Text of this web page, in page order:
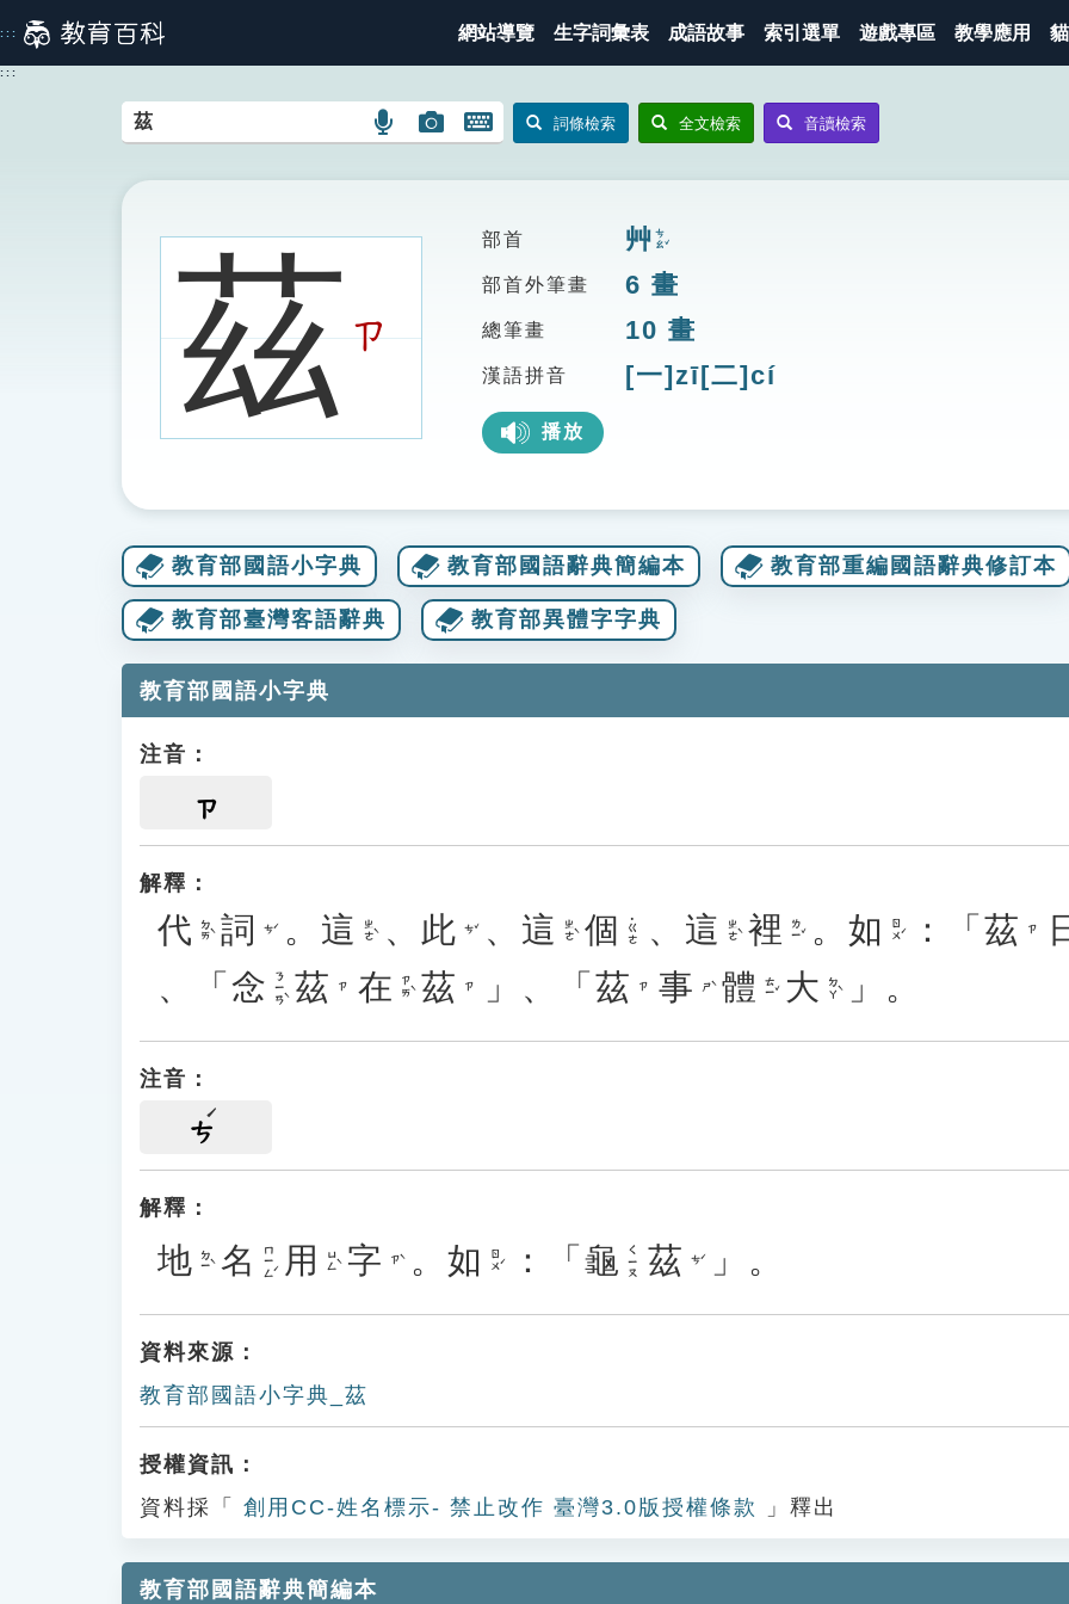
到
主
::: 網站導覽 生字詞彙表 成語故事 索引選單 遊戲專區 教學應用
:::
語
搜
圖
圖
搜
開
鍵
圖
詞條檢索 全文檢索 音讀檢索
茲ㄗ
部首 艸ㄘㄠˇ
部首外筆畫 6 畫
總筆畫 10 畫
漢語拼音 [一]zī[二]cí
播放
教育部國語小字典 教育部國語辭典簡編本 教育部重編國語辭典修訂本
教育部臺灣客語辭典 教育部異體字字典
教育部國語小字典
注音：
ㄗ
解釋：
代 ㄉㄞˋ 詞 ㄘˊ 。 這 ㄓㄜˋ 、 此 ㄘˇ 、 這 ㄓㄜˋ 個 ˙ㄍㄜ 、 這 ㄓㄜˋ 裡 ㄌㄧˇ 。 如 ㄖㄨˊ ： 「茲 ㄗ
、
「 念 ㄋㄧㄢˋ 茲 ㄗ 在 ㄗㄞˋ 茲 ㄗ 」 、 「 茲 ㄗ 事 ㄕˋ 體 ㄊㄧˇ 大 ㄉㄚˋ 」 。
注音：
ㄘ
解釋：
地 ㄉㄧˋ 名 ㄇㄧㄥˊ 用 ㄩㄥˋ 字 ㄗˋ 。 如 ㄖㄨˊ ： 「 龜 ㄑㄧㄡ 茲 ㄘˊ 」 。
資料來源：
教育部國語小字典_茲
授權資訊：
資料採「
創用CC-姓名標示- 禁止改作 臺灣3.0版授權條款 」釋出
教育部國語辭典簡編本